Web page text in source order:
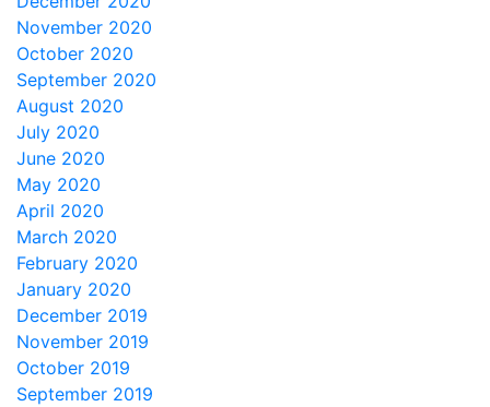
November 2020
October 2020
September 2020
August 2020
July 2020
June 2020
May 2020
April 2020
March 2020
February 2020
January 2020
December 2019
November 2019
October 2019
September 2019